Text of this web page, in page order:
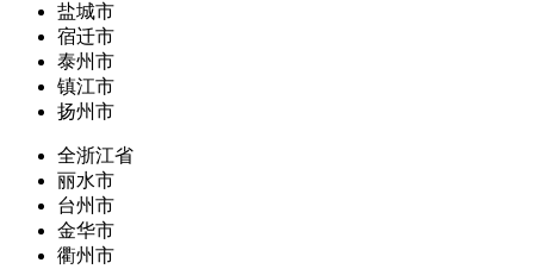
盐城市
宿迁市
泰州市
镇江市
扬州市
全浙江省
丽水市
台州市
金华市
衢州市